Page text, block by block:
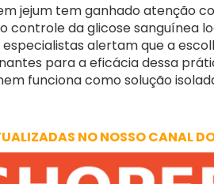
jejum tem ganhado atenção
controle da glicose sanguínea
especialistas alertam que a
para a eficácia dessa
funciona como solução
NO NOSSO CANAL